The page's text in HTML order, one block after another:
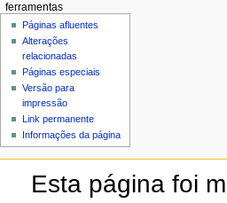
ferramentas
Páginas afluentes
Alterações
relacionadas
Páginas especiais
Versão para
impressão
Link permanente
Informações da página
Esta página foi